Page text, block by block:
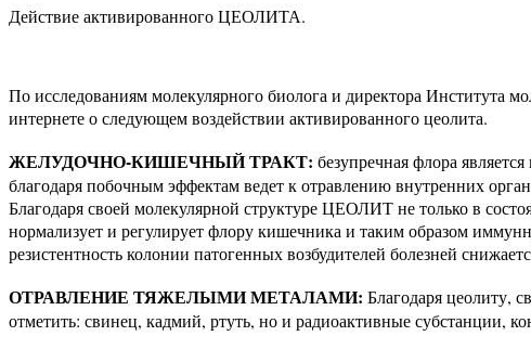
Действие активированного ЦЕОЛИТА.
По исследованиям молекулярного биолога и директора Института
интернете о следующем воздействии активированного цеолита.
ЖЕЛУДОЧНО-КИШЕЧНЫЙ ТРАКТ: безупречная флора
благодаря побочным эффектам ведет к отравлению внутренних
Благодаря своей молекулярной структуре ЦЕОЛИТ не только в
нормализует и регулирует флору кишечника и таким образом
резистентность колонии патогенных возбудителей болезней
ОТРАВЛЕНИЕ ТЯЖЕЛЫМИ МЕТАЛАМИ: Благодаря цеолиту,
отметить: свинец, кадмий, ртуть, но и радиоактивные субстанции,